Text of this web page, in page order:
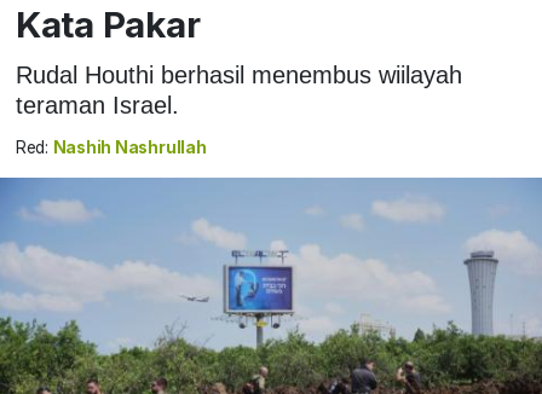
Kata Pakar
Rudal Houthi berhasil menembus wiilayah
teraman Israel.
Red: Nashih Nashrullah